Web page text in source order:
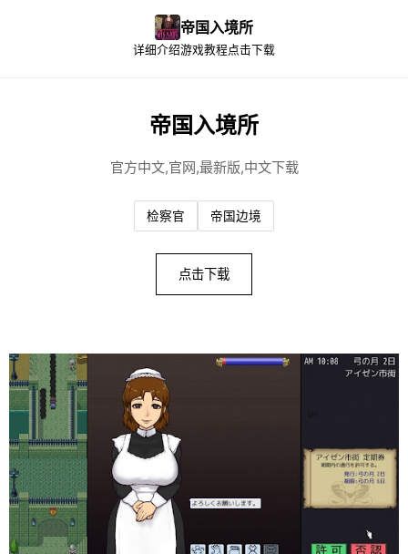
帝国入境所
详细介绍游戏教程点击下载
帝国入境所
官方中文,官网,最新版,中文下载
检察官 帝国边境
点击下载